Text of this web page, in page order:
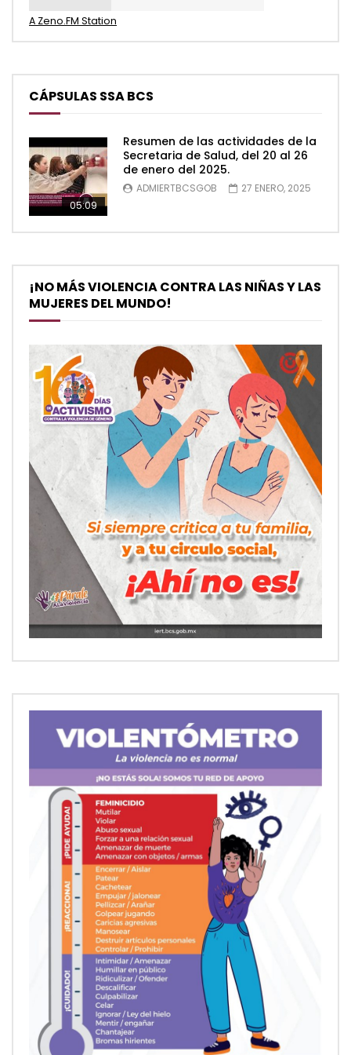
A Zeno.FM Station
CÁPSULAS SSA BCS
05:09
Resumen de las actividades de la
Secretaria de Salud, del 20 al 26
de enero del 2025.
ADMIERTBCSGOB 27 ENERO, 2025
¡NO MÁS VIOLENCIA CONTRA LAS NIÑAS Y LAS
MUJERES DEL MUNDO!